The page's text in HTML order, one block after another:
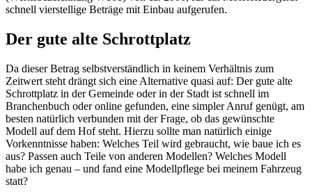
schnell vierstellige Beträge mit Einbau aufgerufen.
Der gute alte Schrottplatz
Da dieser Betrag selbstverständlich in keinem Verhältnis zum
Zeitwert steht drängt sich eine Alternative quasi auf: Der gute alte
Schrottplatz in der Gemeinde oder in der Stadt ist schnell im
Branchenbuch oder online gefunden, eine simpler Anruf genügt, am
besten natürlich verbunden mit der Frage, ob das gewünschte
Modell auf dem Hof steht. Hierzu sollte man natürlich einige
Vorkenntnisse haben: Welches Teil wird gebraucht, wie baue ich es
aus? Passen auch Teile von anderen Modellen? Welches Modell
habe ich genau – und fand eine Modellpflege bei meinem Fahrzeug
statt?